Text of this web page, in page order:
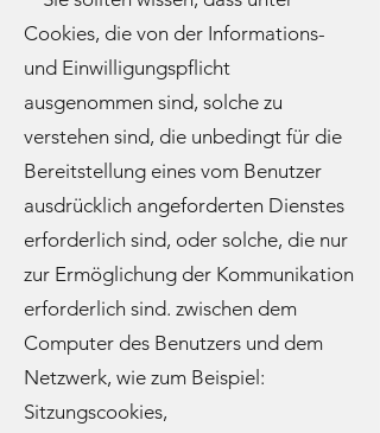
Cookies, die von der Informations-
und Einwilligungspflicht
ausgenommen sind, solche zu
verstehen sind, die unbedingt für die
Bereitstellung eines vom Benutzer
ausdrücklich angeforderten Dienstes
erforderlich sind, oder solche, die nur
zur Ermöglichung der Kommunikation
erforderlich sind. zwischen dem
Computer des Benutzers und dem
Netzwerk, wie zum Beispiel:
Sitzungscookies,